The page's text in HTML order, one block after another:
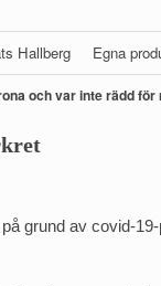
Hallberg Egna
och var inte rädd
grund av covid-